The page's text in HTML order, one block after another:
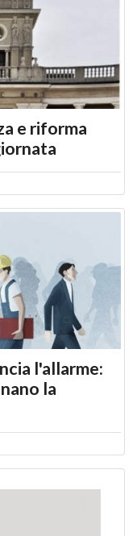
e riforma
l'allarme:
la